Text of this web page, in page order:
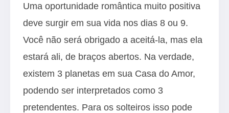
Uma oportunidade romântica muito positiva
deve surgir em sua vida nos dias 8 ou 9.
Você não será obrigado a aceitá-la, mas ela
estará ali, de braços abertos. Na verdade,
existem 3 planetas em sua Casa do Amor,
podendo ser interpretados como 3
pretendentes. Para os solteiros isso pode